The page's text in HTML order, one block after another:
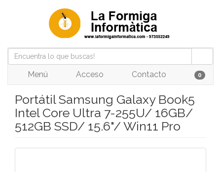
Menú Acceso Contacto 0
Portátil Samsung Galaxy Book5
Intel Core Ultra 7-255U/ 16GB/
512GB SSD/ 15.6"/ Win11 Pro